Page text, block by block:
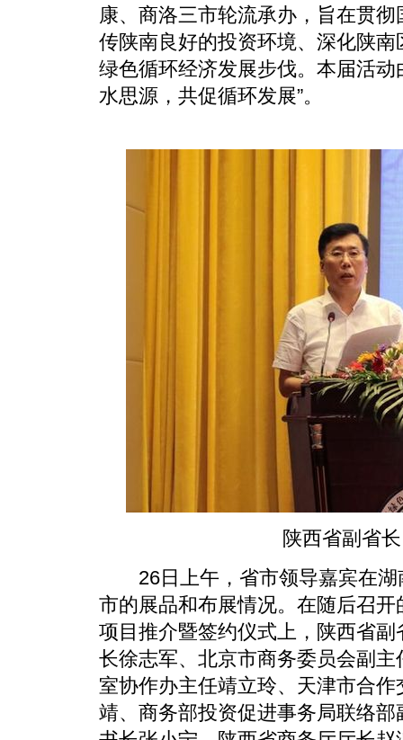
康、商洛三市轮流承办，旨在贯
传陕南良好的投资环境、深化陕
绿色循环经济发展步伐。本届活
水思源，共促循环发展”。
陕西省副省长
26日上午，省市领导嘉宾在湖
市的展品和布展情况。在随后召
项目推介暨签约仪式上，陕西省
长徐志军、北京市商务委员会副
室协作办主任靖立玲、天津市合
靖、商务部投资促进事务局联络